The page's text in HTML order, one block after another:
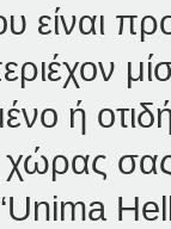
είναι
ή
χώρας
“Unima